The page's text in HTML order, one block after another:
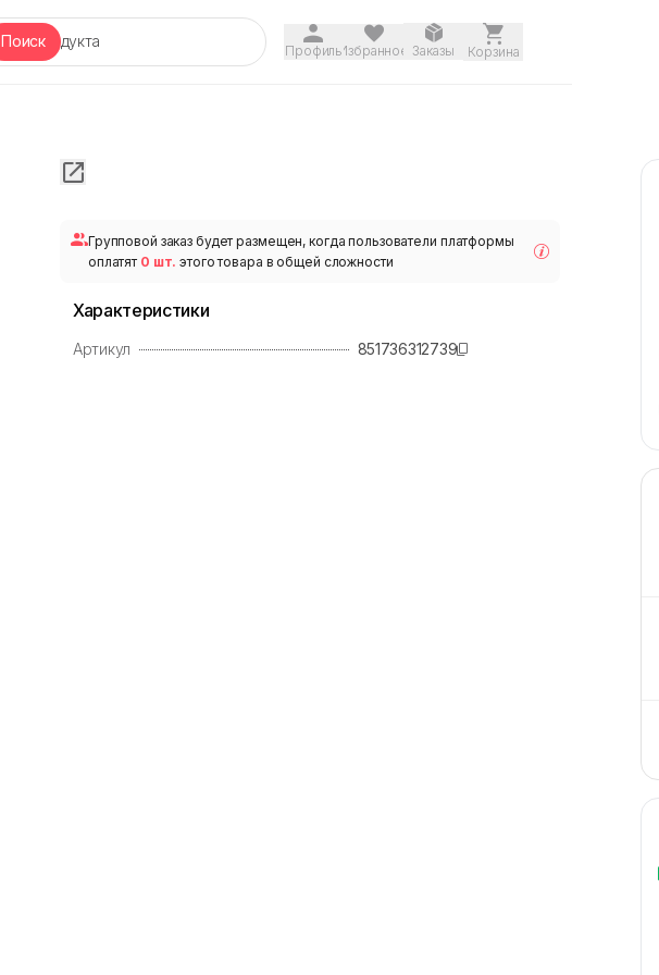
Поиск ПрофильИзбранное Заказы Корзина
Групповой заказ будет размещен, когда пользователи платформы
оплатят 0 шт. этого товара в общей сложности
Характеристики
Артикул 851736312739